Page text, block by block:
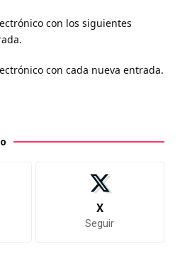
con los siguientes
con cada nueva entrada.
X
Seguir